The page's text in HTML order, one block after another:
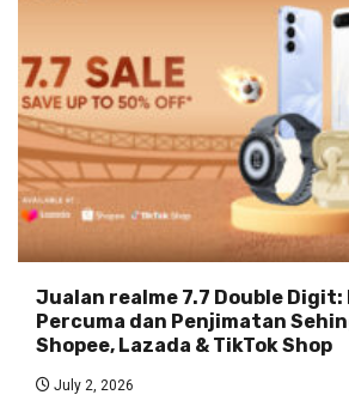
Jualan realme 7.7 Double Digit:
Percuma dan Penjimatan
Shopee, Lazada & TikTok Shop
July 2, 2026